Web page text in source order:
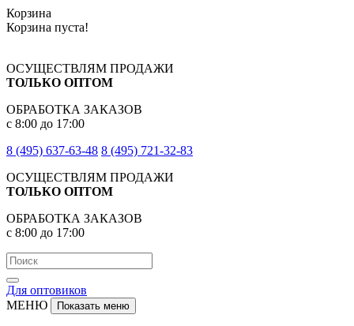
Корзина
Корзина пуста!
ОСУЩЕСТВЛЯМ ПРОДАЖИ
ТОЛЬКО ОПТОМ
ОБРАБОТКА ЗАКАЗОВ
с 8:00 до 17:00
8 (495) 637-63-48 8 (495) 721-32-83
ОСУЩЕСТВЛЯМ ПРОДАЖИ
ТОЛЬКО ОПТОМ
ОБРАБОТКА ЗАКАЗОВ
с 8:00 до 17:00
Для оптовиков
МЕНЮ
Показать меню